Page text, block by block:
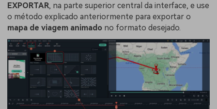
EXPORTAR, na parte superior central da interface, e use
o método explicado anteriormente para exportar o
mapa de viagem animado no formato desejado.